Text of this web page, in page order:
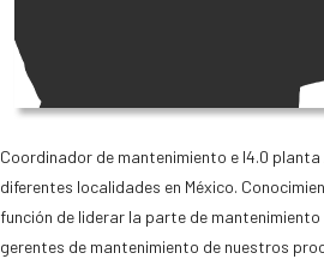
Coordinador de mantenimiento e I4.0
diferentes localidades en México.
función de liderar la parte de
gerentes de mantenimiento de nuestros